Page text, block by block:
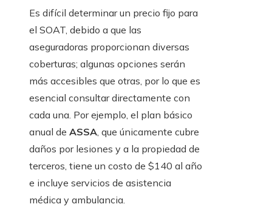
Es difícil determinar un precio fijo para
el SOAT, debido a que las
aseguradoras proporcionan diversas
coberturas; algunas opciones serán
más accesibles que otras, por lo que es
esencial consultar directamente con
cada una. Por ejemplo, el plan básico
anual de ASSA, que únicamente cubre
daños por lesiones y a la propiedad de
terceros, tiene un costo de $140 al año
e incluye servicios de asistencia
médica y ambulancia.